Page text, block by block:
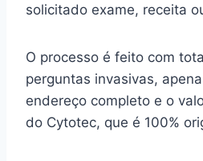
solicitado exame, receita
O processo é feito com
perguntas invasivas,
endereço completo e o
do Cytotec, que é 100%